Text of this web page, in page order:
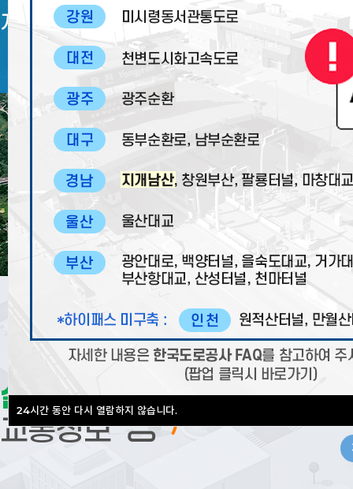
24시간 동안 다시 열람하지 않습니다.
지개와 남산간 신속한 연결도로!
실시간
교통정보